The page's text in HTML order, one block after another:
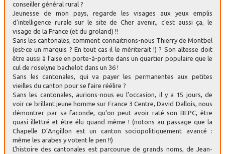
conseiller général rural ?
Jeunesse de mon pays, regarde les visages aux yeux emplis
d’intelligence rurale sur le site de Cher avenir,, c’est aussi ça, le
visage de la France (et du groland) !!
Sans les cantonales, comment connaitrions-nous Thierry de Montbel
(est-ce un marquis ? En tout cas il le mériterait !) ? Son altesse doit
être aussi à l’aise en porte-à-porte dans un quartier populaire que le
cul de roselyne bachelot dans un 36 !
Sans les cantonales, qui va payer les permanentes aux petites
vieilles du canton pour se faire réélire ?
Sans les cantonales, aurions-nous eu l’occasion, il y a 15 jours, de
voir ce brillant jeune homme sur France 3 Centre, David Dallois, nous
démontrer par sa faconde, qu’on peut avoir raté son BEPC, être
quasi illettré et être élu quand même ! (notons au passage que la
Chapelle D’Angillon est un canton sociopolitiquement avancé :
même les arabes y votent le pen !!)
L’histoire des cantonales est parcourue de grands noms, de Jean-